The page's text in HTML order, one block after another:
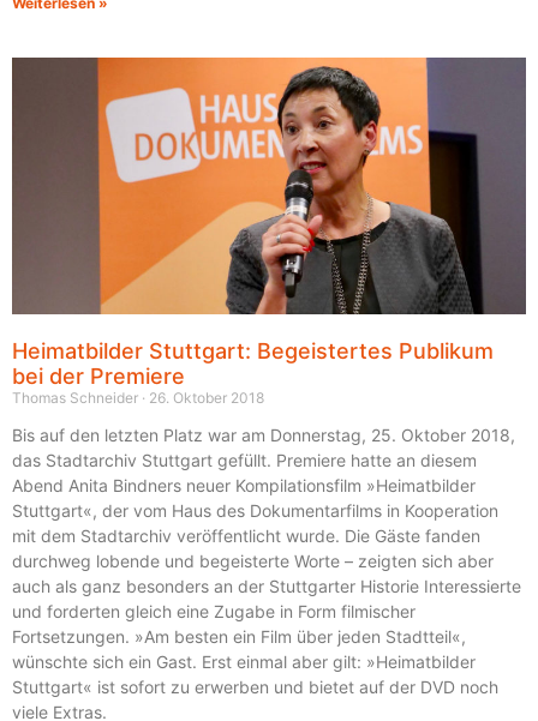
Heimatbilder Stuttgart: Begeistertes Publikum
bei der Premiere
Thomas Schneider 26. Oktober 2018
Bis auf den letzten Platz war am Donnerstag, 25. Oktober 2018,
das Stadtarchiv Stuttgart gefüllt. Premiere hatte an diesem
Abend Anita Bindners neuer Kompilationsfilm »Heimatbilder
Stuttgart«, der vom Haus des Dokumentarfilms in Kooperation
mit dem Stadtarchiv veröffentlicht wurde. Die Gäste fanden
durchweg lobende und begeisterte Worte – zeigten sich aber
auch als ganz besonders an der Stuttgarter Historie Interessierte
und forderten gleich eine Zugabe in Form filmischer
Fortsetzungen. »Am besten ein Film über jeden Stadtteil«,
wünschte sich ein Gast. Erst einmal aber gilt: »Heimatbilder
Stuttgart« ist sofort zu erwerben und bietet auf der DVD noch
viele Extras.